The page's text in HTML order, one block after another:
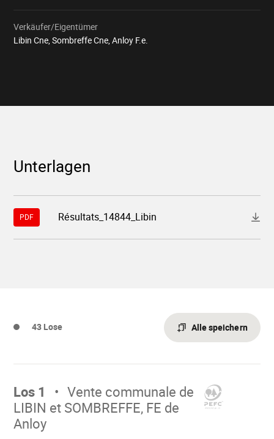
Verkäufer/Eigentümer
Libin Cne, Sombreffe Cne, Anloy F.e.
Unterlagen
Download-
Datei
resultats-
PDF Résultats_14844_Libin
43 Lose Alle speichern
Mach
Los 1
Vente communale de
LIBIN et SOMBREFFE, FE de
Anloy